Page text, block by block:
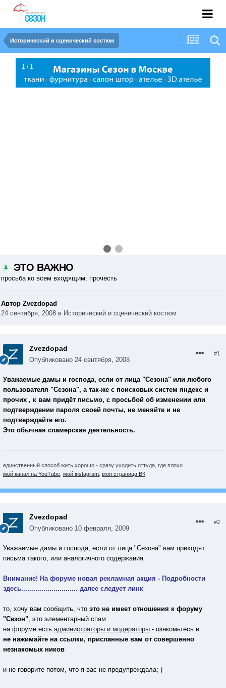
Исторический и сценический костюм
1 / 1
ЭТО ВАЖНО
просьба ко всем входящим: прочесть
Автор Zvezdopad
24 сентября, 2008 в Исторический и сценический костюм
Zvezdopad
Опубликовано 24 сентября, 2008
#1
Уважаемые дамы и господа, если от лица "Сезона" или любого
пользователя "Сезона", а так-же с поисковых систем яндекс и
прочих , к вам придёт письмо, с просьбой об изменении или
подтверждении пароля своей почты, не меняйте и не
подтверждайте его.
Это обычная спамерская деятельность.
единственный способ жить хорошо - сразу уходить оттуда, где плохо
мой канал на YouTube мой instagram моя страница ВК
Zvezdopad
Опубликовано 10 февраля, 2009
#2
Уважаемые дамы и господа, если от лица "Сезона" вам приходят
письма такого, или аналогичного содержания
Внимание! На форуме новая рекламная акция - Подробности
здесь............................ далее следует линк
то, хочу вам сообщить, что это не имеет отношения к форуму
"Сезон", это элементарный спам
на форуме есть администраторы и модераторы - ознкомьтесь и
не нажимайте на ссылки, присланные вам от совершенно
незнакомых ников
и не говорите потом, что я вас не предупреждала;-)